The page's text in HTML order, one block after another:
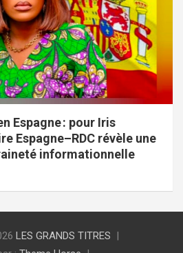
Espagne : pour Iris
Espagne–RDC révèle une
informationnelle
LES GRANDS TITRES